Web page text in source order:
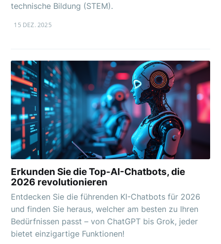
technische Bildung (STEM).
15 DEZ. 2025
Erkunden Sie die Top-AI-Chatbots, die
2026 revolutionieren
Entdecken Sie die führenden KI-Chatbots für 2026
und finden Sie heraus, welcher am besten zu Ihren
Bedürfnissen passt – von ChatGPT bis Grok, jeder
bietet einzigartige Funktionen!